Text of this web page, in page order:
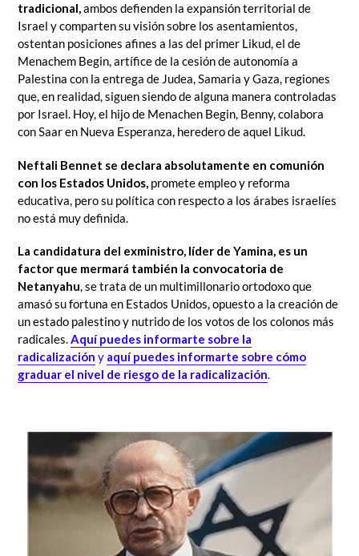
tradicional,ambos defienden la expansión territorial de
Israel y comparten su visión sobre los asentamientos,
ostentan posiciones afines a las del primer Likud, el de
Menachem Begin, artífice de la cesión de autonomía a
Palestina con la entrega de Judea, Samaria y Gaza, regiones
que, en realidad, siguen siendo de alguna manera controladas
por Israel. Hoy, el hijo de Menachen Begin, Benny, colabora
con Saar en Nueva Esperanza, heredero de aquel Likud.
Neftali Bennet se declara absolutamente en comunión
con los Estados Unidos, promete empleo y reforma
educativa, pero su política con respecto a los árabes israelíes
no está muy definida.
La candidatura del exministro, líder de Yamina, es un
factor que mermará también la convocatoria de
Netanyahu, se trata de un multimillonario ortodoxo que
amasó su fortuna en Estados Unidos, opuesto a la creación de
un estado palestino y nutrido de los votos de los colonos más
radicales.Aquí puedes informarte sobre la
radicalización y aquí puedes informarte sobre cómo
graduar el nivel de riesgo de la radicalización.